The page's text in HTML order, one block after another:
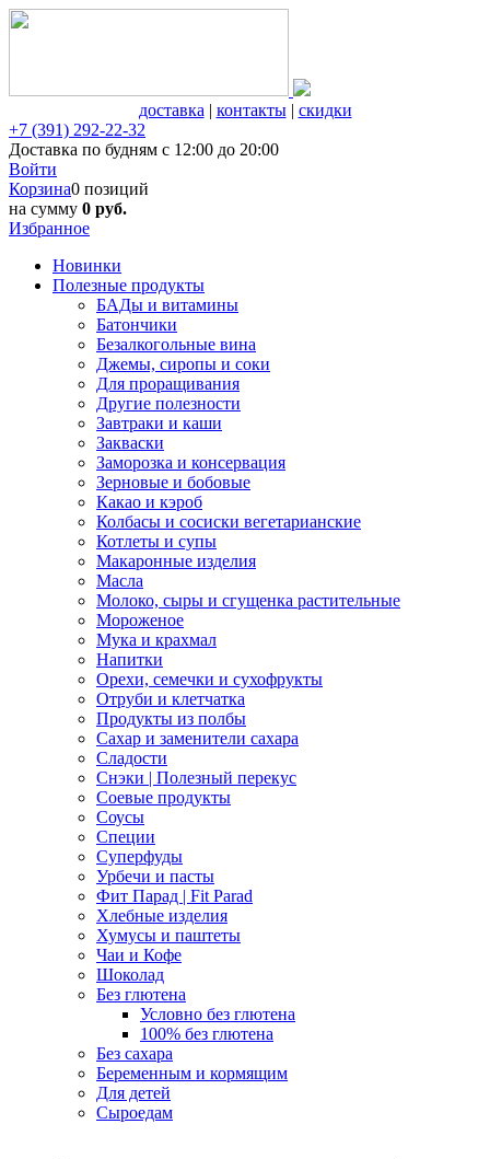
доставка | контакты| скидки
+7 (391) 292-22-32
Доставка по будням с 12:00 до 20:00
Войти
Корзина0 позиций
на сумму 0 руб.
Избранное
Новинки
Полезные продукты
БАДы и витамины
Батончики
Безалкогольные вина
Джемы, сиропы и соки
Для проращивания
Другие полезности
Завтраки и каши
Закваски
Заморозка и консервация
Зерновые и бобовые
Какао и кэроб
Колбасы и сосиски вегетарианские
Котлеты и супы
Макаронные изделия
Масла
Молоко, сыры и сгущенка растительные
Мороженое
Мука и крахмал
Напитки
Орехи, семечки и сухофрукты
Отруби и клетчатка
Продукты из полбы
Сахар и заменители сахара
Сладости
Снэки | Полезный перекус
Соевые продукты
Соусы
Специи
Суперфуды
Урбечи и пасты
Фит Парад | Fit Parad
Хлебные изделия
Хумусы и паштеты
Чаи и Кофе
Шоколад
Без глютена
Условно без глютена
100% без глютена
Без сахара
Беременным и кормящим
Для детей
Сыроедам